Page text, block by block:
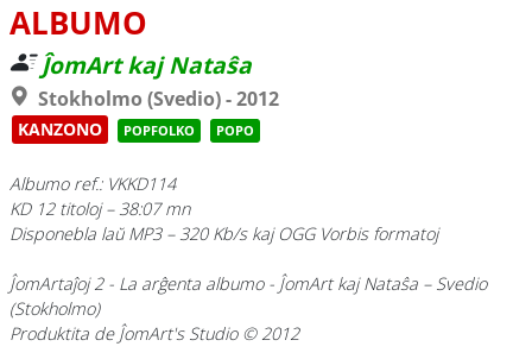
ALBUMO
ĴomArt kaj Nataŝa
Stokholmo (Svedio) - 2012
KANZONO POPFOLKO POPO
Albumo ref.: VKKD114
KD 12 titoloj – 38:07 mn
Disponebla laŭ MP3 – 320 Kb/s kaj OGG Vorbis formatoj
ĴomArtaĵoj 2 - La arĝenta albumo- ĴomArt kaj Nataŝa – Svedio
(Stokholmo)
Produktita de ĴomArt's Studio © 2012